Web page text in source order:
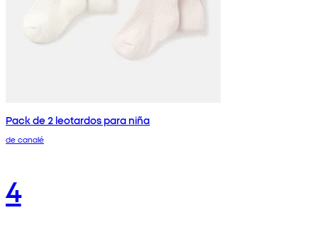
Pack de 2 leotardos para niña
de canalé
4